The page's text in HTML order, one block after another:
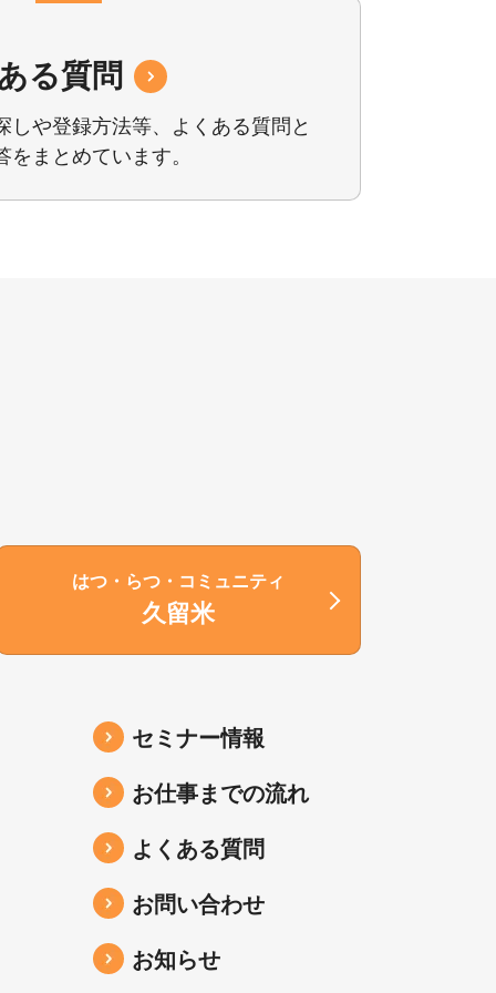
る質問
しや登録⽅法等、 よくある質問と
をまとめています。
はつ・らつ・コミュニティ
久留米
セミナー情報
お仕事までの流れ
よくある質問
お問い合わせ
お知らせ